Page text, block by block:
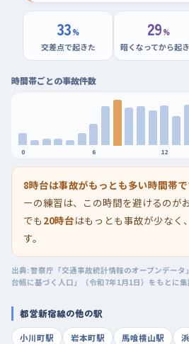
33%
交差点で起きた
29%
暗くなってから起
時間帯ごとの事故件数
0 6 12
8時台は事故がもっとも多い時間帯で
ーの練習は、この時間を避けるのが
でも 20時台はもっとも事故が少なく
す。
出典: 警察庁「交通事故統計情報のオープンデー
台帳に基づく人口」（令和7年1月1日）をもとに集
都営新宿線の他の駅
小川町駅 岩本町駅 馬喰横山駅